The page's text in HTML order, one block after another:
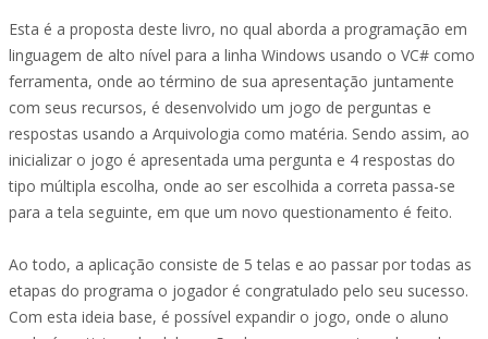
Esta é a proposta deste livro, no qual aborda a programação em
linguagem de alto nível para a linha Windows usando o VC# como
ferramenta, onde ao término de sua apresentação juntamente
com seus recursos, é desenvolvido um jogo de perguntas e
respostas usando a Arquivologia como matéria. Sendo assim, ao
inicializar o jogo é apresentada uma pergunta e 4 respostas do
tipo múltipla escolha, onde ao ser escolhida a correta passa-se
para a tela seguinte, em que um novo questionamento é feito.
Ao todo, a aplicação consiste de 5 telas e ao passar por todas as
etapas do programa o jogador é congratulado pelo seu sucesso.
Com esta ideia base, é possível expandir o jogo, onde o aluno